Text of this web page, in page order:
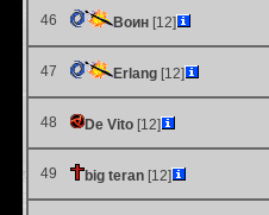
46 Воин [12]
47 Erlang [12]
48 De Vito [12]
49 big teran [12]